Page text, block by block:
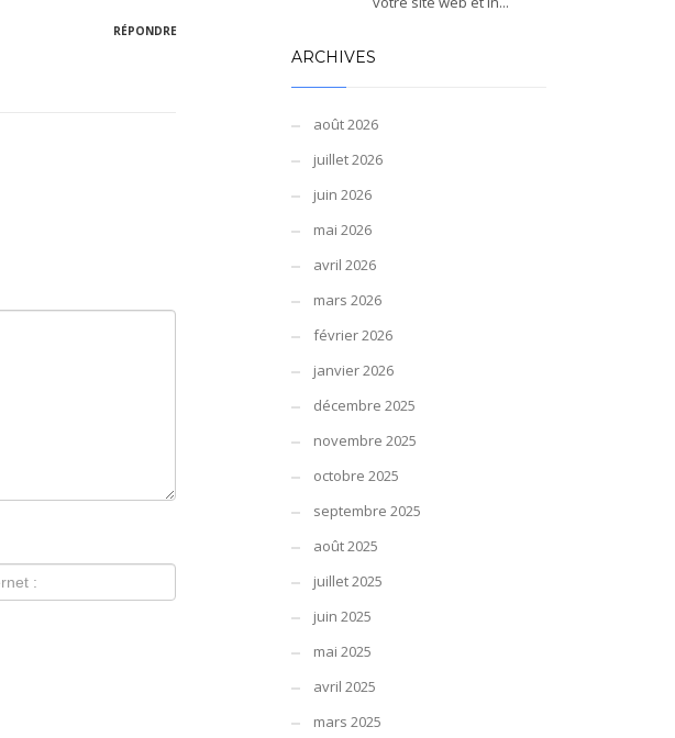
RÉPONDRE
ARCHIVES
août 2026
juillet 2026
juin 2026
mai 2026
avril 2026
mars 2026
février 2026
janvier 2026
décembre 2025
novembre 2025
octobre 2025
septembre 2025
août 2025
juillet 2025
juin 2025
mai 2025
avril 2025
mars 2025